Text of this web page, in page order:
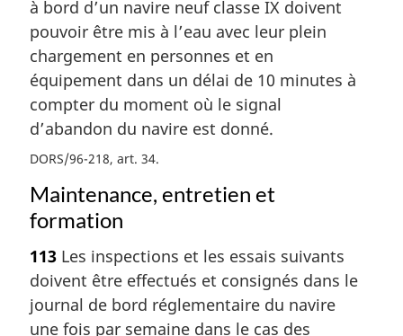
à bord d’un navire neuf classe IX doivent
pouvoir être mis à l’eau avec leur plein
chargement en personnes et en
équipement dans un délai de 10 minutes à
compter du moment où le signal
d’abandon du navire est donné.
DORS/96-218, art. 34
Maintenance, entretien et
formation
113 Les inspections et les essais suivants
doivent être effectués et consignés dans le
journal de bord réglementaire du navire
une fois par semaine dans le cas des